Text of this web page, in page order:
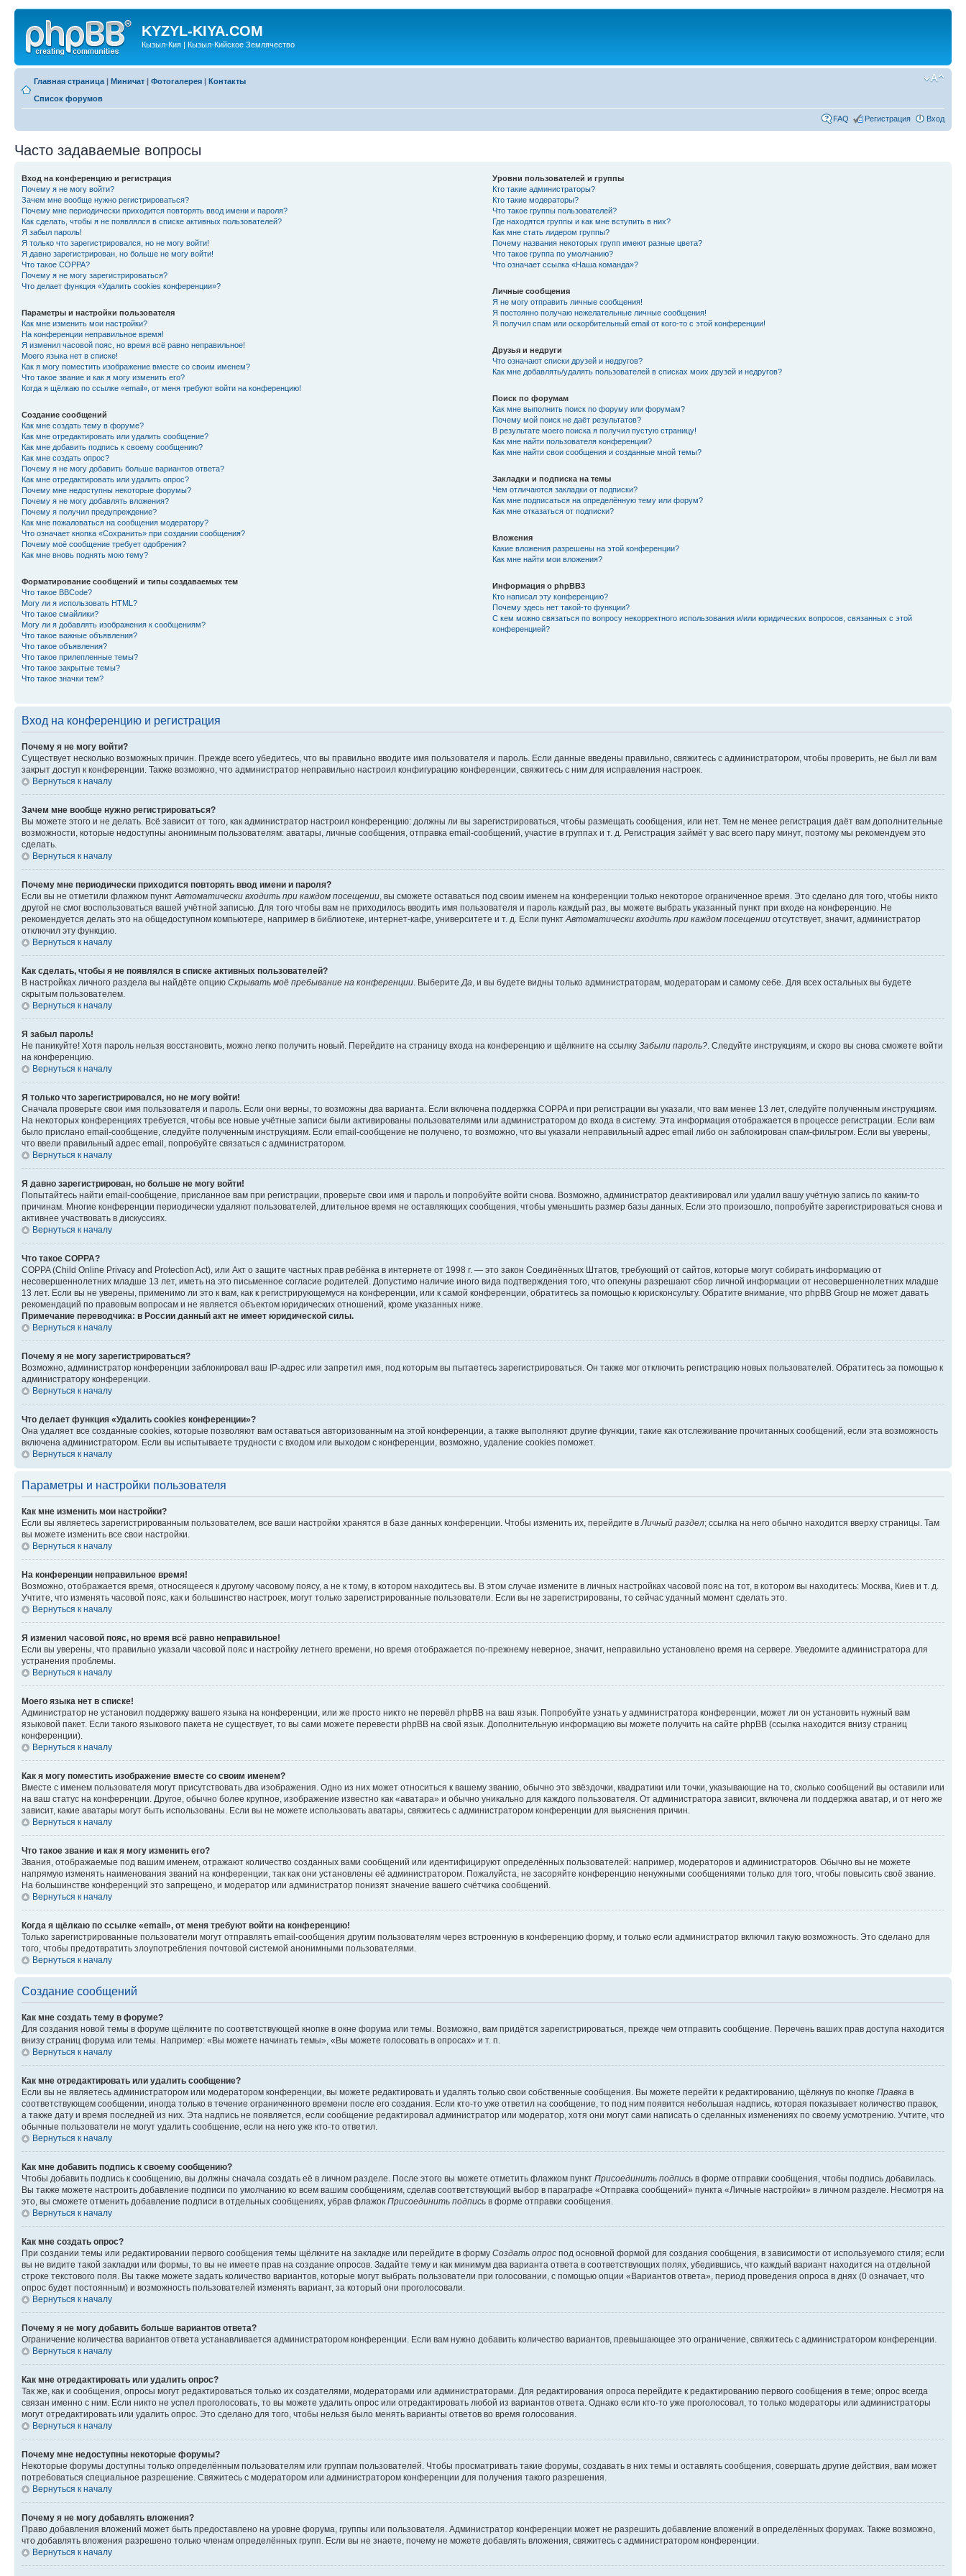
KYZYL-KIYA.COM
Кызыл-Кия | Кызыл-Кийское Землячество
Главная страница | Миничат | Фотогалерея | Контакты
Список форумов
FAQ Регистрация Вход
Часто задаваемые вопросы
Вход на конференцию и регистрация
Почему я не могу войти?
Зачем мне вообще нужно регистрироваться?
Почему мне периодически приходится повторять ввод имени и пароля?
Как сделать, чтобы я не появлялся в списке активных пользователей?
Я забыл пароль!
Я только что зарегистрировался, но не могу войти!
Я давно зарегистрирован, но больше не могу войти!
Что такое COPPA?
Почему я не могу зарегистрироваться?
Что делает функция «Удалить cookies конференции»?
Параметры и настройки пользователя
Как мне изменить мои настройки?
На конференции неправильное время!
Я изменил часовой пояс, но время всё равно неправильное!
Моего языка нет в списке!
Как я могу поместить изображение вместе со своим именем?
Что такое звание и как я могу изменить его?
Когда я щёлкаю по ссылке «email», от меня требуют войти на конференцию!
Создание сообщений
Как мне создать тему в форуме?
Как мне отредактировать или удалить сообщение?
Как мне добавить подпись к своему сообщению?
Как мне создать опрос?
Почему я не могу добавить больше вариантов ответа?
Как мне отредактировать или удалить опрос?
Почему мне недоступны некоторые форумы?
Почему я не могу добавлять вложения?
Почему я получил предупреждение?
Как мне пожаловаться на сообщения модератору?
Что означает кнопка «Сохранить» при создании сообщения?
Почему моё сообщение требует одобрения?
Как мне вновь поднять мою тему?
Форматирование сообщений и типы создаваемых тем
Что такое BBCode?
Могу ли я использовать HTML?
Что такое смайлики?
Могу ли я добавлять изображения к сообщениям?
Что такое важные объявления?
Что такое объявления?
Что такое прилепленные темы?
Что такое закрытые темы?
Что такое значки тем?
Уровни пользователей и группы
Кто такие администраторы?
Кто такие модераторы?
Что такое группы пользователей?
Где находятся группы и как мне вступить в них?
Как мне стать лидером группы?
Почему названия некоторых групп имеют разные цвета?
Что такое группа по умолчанию?
Что означает ссылка «Наша команда»?
Личные сообщения
Я не могу отправить личные сообщения!
Я постоянно получаю нежелательные личные сообщения!
Я получил спам или оскорбительный email от кого-то с этой конференции!
Друзья и недруги
Что означают списки друзей и недругов?
Как мне добавлять/удалять пользователей в списках моих друзей и недругов?
Поиск по форумам
Как мне выполнить поиск по форуму или форумам?
Почему мой поиск не даёт результатов?
В результате моего поиска я получил пустую страницу!
Как мне найти пользователя конференции?
Как мне найти свои сообщения и созданные мной темы?
Закладки и подписка на темы
Чем отличаются закладки от подписки?
Как мне подписаться на определённую тему или форум?
Как мне отказаться от подписки?
Вложения
Какие вложения разрешены на этой конференции?
Как мне найти мои вложения?
Информация о phpBB3
Кто написал эту конференцию?
Почему здесь нет такой-то функции?
С кем можно связаться по вопросу некорректного использования и/или юридических вопросов, связанных с этой
конференцией?
Вход на конференцию и регистрация
Почему я не могу войти?
Существует несколько возможных причин. Прежде всего убедитесь, что вы правильно вводите имя пользователя и пароль. Если данные введены правильно, свяжитесь с администратором, чтобы проверить, не был ли вам
закрыт доступ к конференции. Также возможно, что администратор неправильно настроил конфигурацию конференции, свяжитесь с ним для исправления настроек.
Вернуться к началу
Зачем мне вообще нужно регистрироваться?
Вы можете этого и не делать. Всё зависит от того, как администратор настроил конференцию: должны ли вы зарегистрироваться, чтобы размещать сообщения, или нет. Тем не менее регистрация даёт вам дополнительные
возможности, которые недоступны анонимным пользователям: аватары, личные сообщения, отправка email-сообщений, участие в группах и т. д. Регистрация займёт у вас всего пару минут, поэтому мы рекомендуем это
сделать.
Вернуться к началу
Почему мне периодически приходится повторять ввод имени и пароля?
Если вы не отметили флажком пункт Автоматически входить при каждом посещении , вы сможете оставаться под своим именем на конференции только некоторое ограниченное время. Это сделано для того, чтобы никто
другой не смог воспользоваться вашей учётной записью. Для того чтобы вам не приходилось вводить имя пользователя и пароль каждый раз, вы можете выбрать указанный пункт при входе на конференцию. Не
рекомендуется делать это на общедоступном компьютере, например в библиотеке, интернет-кафе, университете и т. д. Если пункт Автоматически входить при каждом посещении отсутствует, значит, администратор
отключил эту функцию.
Вернуться к началу
Как сделать, чтобы я не появлялся в списке активных пользователей?
В настройках личного раздела вы найдёте опцию Скрывать моё пребывание на конференции . Выберите Да , и вы будете видны только администраторам, модераторам и самому себе. Для всех остальных вы будете
скрытым пользователем.
Вернуться к началу
Я забыл пароль!
Не паникуйте! Хотя пароль нельзя восстановить, можно легко получить новый. Перейдите на страницу входа на конференцию и щёлкните на ссылку Забыли пароль? . Следуйте инструкциям, и скоро вы снова сможете войти
на конференцию.
Вернуться к началу
Я только что зарегистрировался, но не могу войти!
Сначала проверьте свои имя пользователя и пароль. Если они верны, то возможны два варианта. Если включена поддержка COPPA и при регистрации вы указали, что вам менее 13 лет, следуйте полученным инструкциям.
На некоторых конференциях требуется, чтобы все новые учётные записи были активированы пользователями или администратором до входа в систему. Эта информация отображается в процессе регистрации. Если вам
было прислано email-сообщение, следуйте полученным инструкциям. Если email-сообщение не получено, то возможно, что вы указали неправильный адрес email либо он заблокирован спам-фильтром. Если вы уверены,
что ввели правильный адрес email, попробуйте связаться с администратором.
Вернуться к началу
Я давно зарегистрирован, но больше не могу войти!
Попытайтесь найти email-сообщение, присланное вам при регистрации, проверьте свои имя и пароль и попробуйте войти снова. Возможно, администратор деактивировал или удалил вашу учётную запись по каким-то
причинам. Многие конференции периодически удаляют пользователей, длительное время не оставляющих сообщения, чтобы уменьшить размер базы данных. Если это произошло, попробуйте зарегистрироваться снова и
активнее участвовать в дискуссиях.
Вернуться к началу
Что такое COPPA?
COPPA (Child Online Privacy and Protection Act), или Акт о защите частных прав ребёнка в интернете от 1998 г. — это закон Соединённых Штатов, требующий от сайтов, которые могут собирать информацию от
несовершеннолетних младше 13 лет, иметь на это письменное согласие родителей. Допустимо наличие иного вида подтверждения того, что опекуны разрешают сбор личной информации от несовершеннолетних младше
13 лет. Если вы не уверены, применимо ли это к вам, как к регистрирующемуся на конференции, или к самой конференции, обратитесь за помощью к юрисконсульту. Обратите внимание, что phpBB Group не может давать
рекомендаций по правовым вопросам и не является объектом юридических отношений, кроме указанных ниже.
Примечание переводчика: в России данный акт не имеет юридической силы.
Вернуться к началу
Почему я не могу зарегистрироваться?
Возможно, администратор конференции заблокировал ваш IP-адрес или запретил имя, под которым вы пытаетесь зарегистрироваться. Он также мог отключить регистрацию новых пользователей. Обратитесь за помощью к
администратору конференции.
Вернуться к началу
Что делает функция «Удалить cookies конференции»?
Она удаляет все созданные cookies, которые позволяют вам оставаться авторизованным на этой конференции, а также выполняют другие функции, такие как отслеживание прочитанных сообщений, если эта возможность
включена администратором. Если вы испытываете трудности с входом или выходом с конференции, возможно, удаление cookies поможет.
Вернуться к началу
Параметры и настройки пользователя
Как мне изменить мои настройки?
Если вы являетесь зарегистрированным пользователем, все ваши настройки хранятся в базе данных конференции. Чтобы изменить их, перейдите в Личный раздел; ссылка на него обычно находится вверху страницы. Там
вы можете изменить все свои настройки.
Вернуться к началу
На конференции неправильное время!
Возможно, отображается время, относящееся к другому часовому поясу, а не к тому, в котором находитесь вы. В этом случае измените в личных настройках часовой пояс на тот, в котором вы находитесь: Москва, Киев и т. д.
Учтите, что изменять часовой пояс, как и большинство настроек, могут только зарегистрированные пользователи. Если вы не зарегистрированы, то сейчас удачный момент сделать это.
Вернуться к началу
Я изменил часовой пояс, но время всё равно неправильное!
Если вы уверены, что правильно указали часовой пояс и настройку летнего времени, но время отображается по-прежнему неверное, значит, неправильно установлено время на сервере. Уведомите администратора для
устранения проблемы.
Вернуться к началу
Моего языка нет в списке!
Администратор не установил поддержку вашего языка на конференции, или же просто никто не перевёл phpBB на ваш язык. Попробуйте узнать у администратора конференции, может ли он установить нужный вам
языковой пакет. Если такого языкового пакета не существует, то вы сами можете перевести phpBB на свой язык. Дополнительную информацию вы можете получить на сайте phpBB (ссылка находится внизу страниц
конференции).
Вернуться к началу
Как я могу поместить изображение вместе со своим именем?
Вместе с именем пользователя могут присутствовать два изображения. Одно из них может относиться к вашему званию, обычно это звёздочки, квадратики или точки, указывающие на то, сколько сообщений вы оставили или
на ваш статус на конференции. Другое, обычно более крупное, изображение известно как «аватара» и обычно уникально для каждого пользователя. От администратора зависит, включена ли поддержка аватар, и от него же
зависит, какие аватары могут быть использованы. Если вы не можете использовать аватары, свяжитесь с администратором конференции для выяснения причин.
Вернуться к началу
Что такое звание и как я могу изменить его?
Звания, отображаемые под вашим именем, отражают количество созданных вами сообщений или идентифицируют определённых пользователей: например, модераторов и администраторов. Обычно вы не можете
напрямую изменять наименования званий на конференции, так как они установлены её администратором. Пожалуйста, не засоряйте конференцию ненужными сообщениями только для того, чтобы повысить своё звание.
На большинстве конференций это запрещено, и модератор или администратор понизят значение вашего счётчика сообщений.
Вернуться к началу
Когда я щёлкаю по ссылке «email», от меня требуют войти на конференцию!
Только зарегистрированные пользователи могут отправлять email-сообщения другим пользователям через встроенную в конференцию форму, и только если администратор включил такую возможность. Это сделано для
того, чтобы предотвратить злоупотребления почтовой системой анонимными пользователями.
Вернуться к началу
Создание сообщений
Как мне создать тему в форуме?
Для создания новой темы в форуме щёлкните по соответствующей кнопке в окне форума или темы. Возможно, вам придётся зарегистрироваться, прежде чем отправить сообщение. Перечень ваших прав доступа находится
внизу страниц форума или темы. Например: «Вы можете начинать темы», «Вы можете голосовать в опросах» и т. п.
Вернуться к началу
Как мне отредактировать или удалить сообщение?
Если вы не являетесь администратором или модератором конференции, вы можете редактировать и удалять только свои собственные сообщения. Вы можете перейти к редактированию, щёлкнув по кнопке Правка в
соответствующем сообщении, иногда только в течение ограниченного времени после его создания. Если кто-то уже ответил на сообщение, то под ним появится небольшая надпись, которая показывает количество правок,
а также дату и время последней из них. Эта надпись не появляется, если сообщение редактировал администратор или модератор, хотя они могут сами написать о сделанных изменениях по своему усмотрению. Учтите, что
обычные пользователи не могут удалить сообщение, если на него уже кто-то ответил.
Вернуться к началу
Как мне добавить подпись к своему сообщению?
Чтобы добавить подпись к сообщению, вы должны сначала создать её в личном разделе. После этого вы можете отметить флажком пункт Присоединить подпись в форме отправки сообщения, чтобы подпись добавилась.
Вы также можете настроить добавление подписи по умолчанию ко всем вашим сообщениям, сделав соответствующий выбор в параграфе «Отправка сообщений» пункта «Личные настройки» в личном разделе. Несмотря на
это, вы сможете отменить добавление подписи в отдельных сообщениях, убрав флажок Присоединить подпись в форме отправки сообщения.
Вернуться к началу
Как мне создать опрос?
При создании темы или редактировании первого сообщения темы щёлкните на закладке или перейдите в форму Создать опрос под основной формой для создания сообщения, в зависимости от используемого стиля; если
вы не видите такой закладки или формы, то вы не имеете прав на создание опросов. Задайте тему и как минимум два варианта ответа в соответствующих полях, убедившись, что каждый вариант находится на отдельной
строке текстового поля. Вы также можете задать количество вариантов, которые могут выбрать пользователи при голосовании, с помощью опции «Вариантов ответа», период проведения опроса в днях (0 означает, что
опрос будет постоянным) и возможность пользователей изменять вариант, за который они проголосовали.
Вернуться к началу
Почему я не могу добавить больше вариантов ответа?
Ограничение количества вариантов ответа устанавливается администратором конференции. Если вам нужно добавить количество вариантов, превышающее это ограничение, свяжитесь с администратором конференции.
Вернуться к началу
Как мне отредактировать или удалить опрос?
Так же, как и сообщения, опросы могут редактироваться только их создателями, модераторами или администраторами. Для редактирования опроса перейдите к редактированию первого сообщения в теме; опрос всегда
связан именно с ним. Если никто не успел проголосовать, то вы можете удалить опрос или отредактировать любой из вариантов ответа. Однако если кто-то уже проголосовал, то только модераторы или администраторы
могут отредактировать или удалить опрос. Это сделано для того, чтобы нельзя было менять варианты ответов во время голосования.
Вернуться к началу
Почему мне недоступны некоторые форумы?
Некоторые форумы доступны только определённым пользователям или группам пользователей. Чтобы просматривать такие форумы, создавать в них темы и оставлять сообщения, совершать другие действия, вам может
потребоваться специальное разрешение. Свяжитесь с модератором или администратором конференции для получения такого разрешения.
Вернуться к началу
Почему я не могу добавлять вложения?
Право добавления вложений может быть предоставлено на уровне форума, группы или пользователя. Администратор конференции может не разрешить добавление вложений в определённых форумах. Также возможно,
что добавлять вложения разрешено только членам определённых групп. Если вы не знаете, почему не можете добавлять вложения, свяжитесь с администратором конференции.
Вернуться к началу